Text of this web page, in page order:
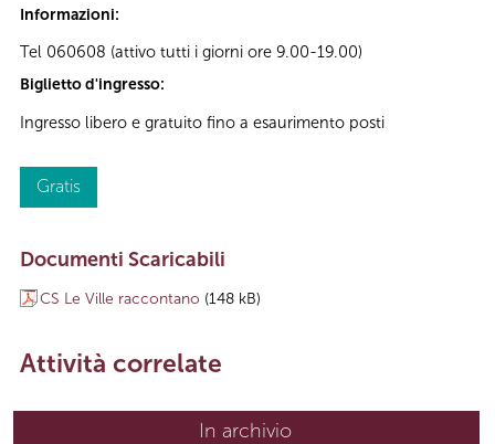
Informazioni:
Tel 060608 (attivo tutti i giorni ore 9.00-19.00)
Biglietto d'ingresso:
Ingresso libero e gratuito fino a esaurimento posti
Gratis
Documenti Scaricabili
CS Le Ville raccontano (148 kB)
Attività correlate
In archivio